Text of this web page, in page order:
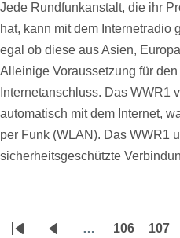
Jede Rundfunkanstalt, die ihr
hat, kann mit dem Internetradio
egal ob diese aus Asien,
Alleinige Voraussetzung für
Internetanschluss. Das WWR1
automatisch mit dem Internet,
per Funk (WLAN). Das WWR1
sicherheitsgeschützte
… 106 107